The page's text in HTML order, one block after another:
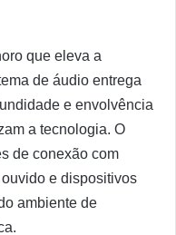
que eleva a
de áudio entrega
e envolvência
a tecnologia. O
de conexão com
e dispositivos
ambiente de